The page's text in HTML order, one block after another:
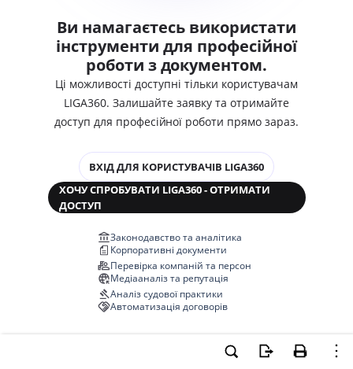
Ви намагаєтесь використати
інструменти для професійної
роботи з документом.
Ці можливості доступні тільки користувачам
LIGA360. Залишайте заявку та отримайте
доступ для професійної роботи прямо зараз.
ВХІД ДЛЯ КОРИСТУВАЧІВ LIGA360
ХОЧУ СПРОБУВАТИ LIGA360 - ОТРИМАТИ
ДОСТУП
Законодавство та аналітика
Корпоративні документи
Перевірка компаній та персон
Медіааналіз та репутація
Аналіз судової практики
Автоматизація договорів
НОВА LIGA360 ЗМІНЮЄ ВСЕ!